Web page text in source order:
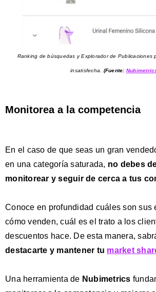
Ranking de búsquedas y Explorador de Publicaciones
insatisfecha. (Fuente:
Monitorea a la competencia
En el caso de que seas un gran
en una categoría saturada, no debes
monitorear y seguir de cerca a tus
Conoce en profundidad cuáles son sus
cómo venden, cuál es el trato a los
descuentos hace. De esta manera,
destacarte y mantener tu market
Una herramienta de Nubimetrics